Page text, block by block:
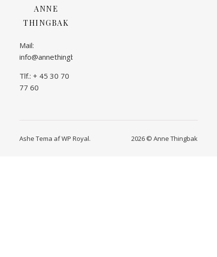
ANNE
THINGBAK
Mail:
info@annethingbak.dk
Tlf.: + 45 30 70
77 60
2026 © Anne Thingbak
Ashe Tema afWP Royal.